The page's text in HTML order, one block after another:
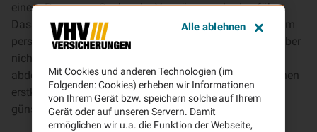
einem Personen-, Sach- oder Vermögensschaden führt.
Dass viele die PHV als einen wichtigen Standard in ihrem
persönlichen Versicherungsrepertoire sehen, bedeutet aber
nicht, dass sie leistungstechnisch nur das Nötigste
abdecken muss. Die Privathaftpflicht der VHV bietet Ihnen
erstklassigen Schutz für jede Lebenslage – und das zu
günstigen Preisen!
Mit Cookies und anderen Technologien (im
Folgenden: Cookies) erheben wir Informationen
von Ihrem Gerät bzw. speichern solche auf Ihrem
Gerät oder auf unseren Servern. Damit
ermöglichen wir u.a. die Funktion der Webseite,
Alle ablehnen